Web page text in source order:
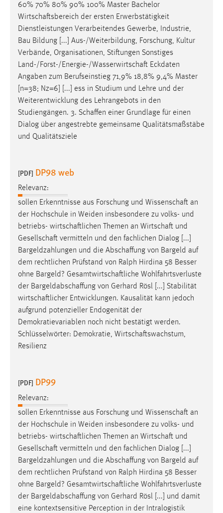
60% 70% 80% 90% 100% Master Bachelor
Wirtschaftsbereich der ersten Erwerbstätigkeit
Dienstleistungen Verarbeitendes Gewerbe, Industrie,
Bau Bildung [...] Aus-/Weiterbildung, Forschung, Kultur
Verbände, Organisationen, Stiftungen Sonstiges
Land-/Forst-/Energie-/Wasserwirtschaft Eckdaten
Angaben zum Berufseinstieg 71,9% 18,8% 9,4% Master
[n=38; Nz=6] [...] ess in Studium und Lehre und der
Weiterentwicklung des Lehrangebots in den
Studiengängen. 3. Schaffen einer Grundlage für einen
Dialog über angestrebte gemeinsame Qualitätsmaßstäbe
und Qualitätsziele
[PDF] DP98 web
Relevanz:
sollen Erkenntnisse aus Forschung und Wissenschaft an
der Hochschule in Weiden insbesondere zu volks- und
betriebs- wirtschaftlichen Themen an Wirtschaft und
Gesellschaft vermitteln und den fachlichen Dialog [...]
Bargeldzahlungen und die Abschaffung von Bargeld auf
dem rechtlichen Prüfstand von Ralph Hirdina 58 Besser
ohne Bargeld? Gesamtwirtschaftliche Wohlfahrtsverluste
der Bargeldabschaffung von Gerhard Rösl [...] Stabilität
wirtschaftlicher Entwicklungen. Kausalität kann jedoch
aufgrund potenzieller Endogenität der
Demokratievariablen noch nicht bestätigt werden.
Schlüsselwörter: Demokratie, Wirtschaftswachstum,
Resilienz
[PDF] DP99
Relevanz:
sollen Erkenntnisse aus Forschung und Wissenschaft an
der Hochschule in Weiden insbesondere zu volks- und
betriebs- wirtschaftlichen Themen an Wirtschaft und
Gesellschaft vermitteln und den fachlichen Dialog [...]
Bargeldzahlungen und die Abschaffung von Bargeld auf
dem rechtlichen Prüfstand von Ralph Hirdina 58 Besser
ohne Bargeld? Gesamtwirtschaftliche Wohlfahrtsverluste
der Bargeldabschaffung von Gerhard Rösl [...] und damit
eine kontextsensitive Perception in der Intralogistik
Zweck:
Für performante Seitenauslieferung wird in diesem Cookie
gespeichert, ob man eingeloggt ist.
Sprachpräferenz
Name:
site-language-preference
Zweck:
Das Cookie speichert die gewählte Sprache der Website.
Cookie Laufzeit:
Chat
MibewSessionID, MIBEW_UserID, mibew_locale, mibew-
chat-frame-style-5e9dbeb1811c0446
Zweck:
Wird benötigt um die Chatfunktion nutzen zu können.
Cookie Laufzeit:
MibewSessionID, mibew-chat-frame-style-
5e9dbeb1811c0446 = Sitzungslaufzeit, mibew_locale = 3
Jahre, MIBEW_UserID = 1 Jahr
Login
Name:
Dieser Cookie ist notwendig um sich an der Website
einloggen zu können.
Cookie Laufzeit:
24 Stunden
STATISTIK
Statistik Cookies erfassen Informationen anonym.
Diese Informationen helfen uns zu verstehen, wie
unsere Besucher unsere Website nutzen.